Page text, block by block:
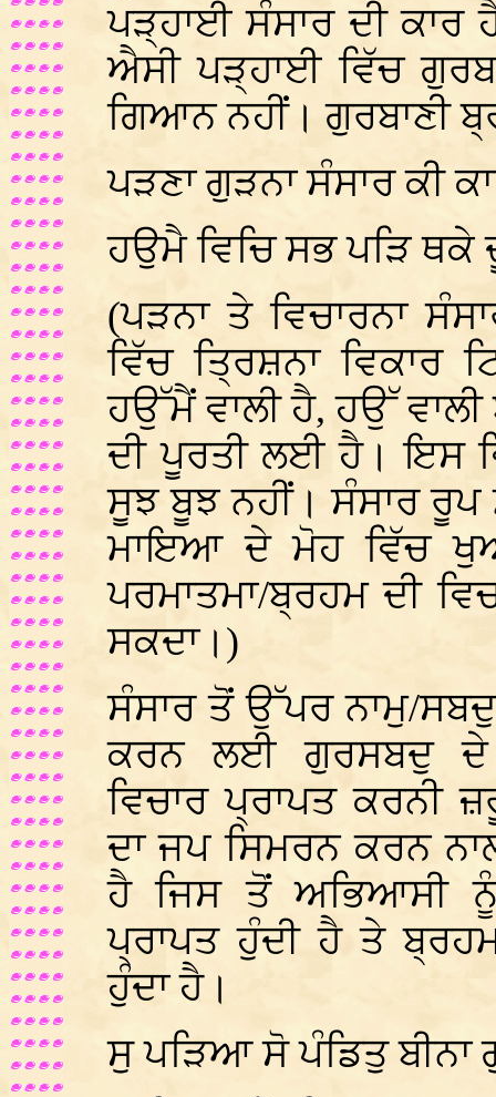
ਪੜ੍ਹਾਈ ਸੰਸਾਰ ਦੀ ਕਾਰ
ਐਸੀ ਪੜ੍ਹਾਈ ਵਿੱਚ
ਗਿਆਨ ਨਹੀਂ। ਗੁਰਬਾਣੀ
ਪੜਣਾ ਗੁੜਨਾ ਸੰਸਾਰ ਕੀ
ਹਉਮੈ ਵਿਚਿ ਸਭ ਪੜਿ
(ਪੜਨਾ ਤੇ ਵਿਚਾਰਨਾ
ਵਿੱਚ ਤ੍ਰਿਸ਼ਨਾ ਵਿਕਾਰ
ਹਉੱਮੈਂ ਵਾਲੀ ਹੈ, ਹਉੱ ਵਾਲੀ
ਦੀ ਪੂਰਤੀ ਲਈ ਹੈ। ਇਸ
ਸੂਝ ਬੂਝ ਨਹੀਂ। ਸੰਸਾਰ ਰੂਪ
ਮਾਇਆ ਦੇ ਮੋਹ ਵਿੱਚ
ਪਰਮਾਤਮਾ/ਬ੍ਰਹਮ ਦੀ
ਸਕਦਾ।)
ਸੰਸਾਰ ਤੋਂ ਉੱਪਰ ਨਾਮੁ/
ਕਰਨ ਲਈ ਗੁਰਸਬਦੁ ਦੇ
ਵਿਚਾਰ ਪ੍ਰਾਪਤ ਕਰਨੀ
ਦਾ ਜਪ ਸਿਮਰਨ ਕਰਨ
ਹੈ ਜਿਸ ਤੋਂ ਅਭਿਆਸੀ ਨੂੰ
ਪ੍ਰਾਪਤ ਹੁੰਦੀ ਹੈ ਤੇ
ਹੁੰਦਾ ਹੈ।
ਸੁ ਪੜਿਆ ਸੋ ਪੰਡਿਤੁ ਬੀਨਾ